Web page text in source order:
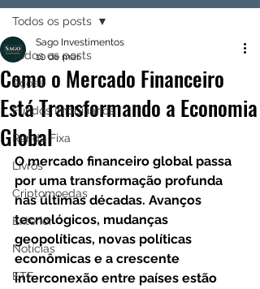
Todos os posts
Ações
Fundos Imobiliários
Renda Fixa
Livros
Criptomoedas
Exterior
Notícias
ETF
Todos os posts
Como o Mercado Financeiro
Está Transformando a Economia
Global
Sago Investimentos
10 de mar.
O mercado financeiro global passa
por uma transformação profunda
nas últimas décadas. Avanços
tecnológicos, mudanças
geopolíticas, novas políticas
econômicas e a crescente
interconexão entre países estão